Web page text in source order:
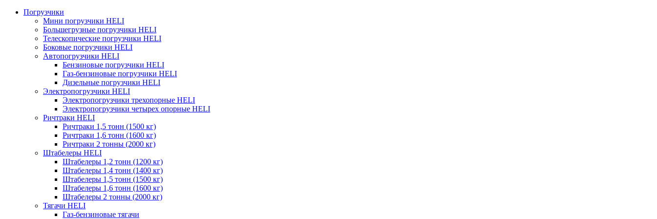
Погрузчики
Мини погрузчики HELI
Большегрузные погрузчики HELI
Телескопические погрузчики HELI
Боковые погрузчики HELI
Автопогрузчики HELI
Бензиновые погрузчики HELI
Газ-бензиновые погрузчики HELI
Дизельные погрузчики HELI
Электропогрузчики HELI
Электропогрузчики трехопорные HELI
Электропогрузчики четырех опорные HELI
Ричтраки HELI
Ричтраки 1,5 тонн (1500 кг)
Ричтраки 1,6 тонн (1600 кг)
Ричтраки 2 тонны (2000 кг)
Штабелеры HELI
Штабелеры 1,2 тонн (1200 кг)
Штабелеры 1,4 тонн (1400 кг)
Штабелеры 1,5 тонн (1500 кг)
Штабелеры 1,6 тонн (1600 кг)
Штабелеры 2 тонны (2000 кг)
Тягачи HELI
Газ-бензиновые тягачи